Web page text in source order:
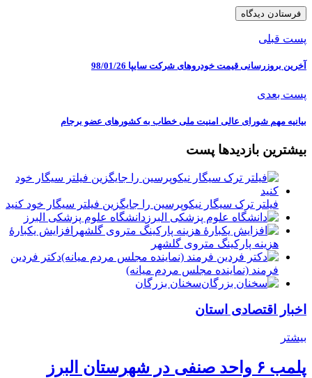
پست قبلی
آخرین بروزرسانی قیمت خودروهای شرکت سایپا 98/01/26
پست بعدی
بیانیه مهم شورای عالی امنیت ملی خطاب به کشورهای عضو برجام
بیشترین بازدیدها پست
فیلتر ترک سیگار نیکوپرسین را جایگزین فیلتر سیگار خود کنید
دانشگاه علوم پزشکی البرز
افزایش یکبارۀ
هزینه پارکینگ متروی گلشهر
دكتر فردين
فرمند (نماينده مجلس مردم میانه)
سخنان بزرگان
اخبار اقتصادی استان
بیشتر
پلمب ۶ واحد صنفی در شهرستان البرز